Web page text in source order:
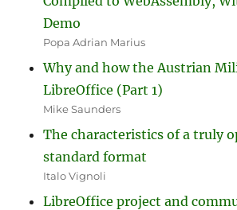
Demo
Popa Adrian Marius
Why and how the Austrian
LibreOffice (Part 1)
Mike Saunders
The characteristics of a truly
standard format
Italo Vignoli
LibreOffice project and